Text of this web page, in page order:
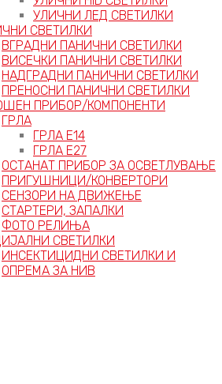
УЛИЧНИ ЛЕД СВЕТИЛКИ
СВЕТИЛКИ
ВГРАДНИ ПАНИЧНИ СВЕТИЛКИ
ВИСЕЧКИ ПАНИЧНИ СВЕТИЛКИ
НАДГРАДНИ ПАНИЧНИ СВЕТИЛКИ
ПРЕНОСНИ ПАНИЧНИ СВЕТИЛКИ
ПРИБОР/КОМПОНЕНТИ
ГРЛА
ГРЛА Е14
ГРЛА Е27
ОСТАНАТ ПРИБОР ЗА ОСВЕТЛУВАЊЕ
ПРИГУШНИЦИ/КОНВЕРТОРИ
СЕНЗОРИ НА ДВИЖЕЊЕ
СТАРТЕРИ, ЗАПАЛКИ
ФОТО РЕЛИЊА
СВЕТИЛКИ
ИНСЕКТИЦИДНИ СВЕТИЛКИ И
ОПРЕМА ЗА НИВ